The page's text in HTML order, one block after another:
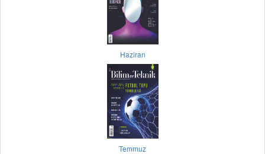
Haziran
Temmuz